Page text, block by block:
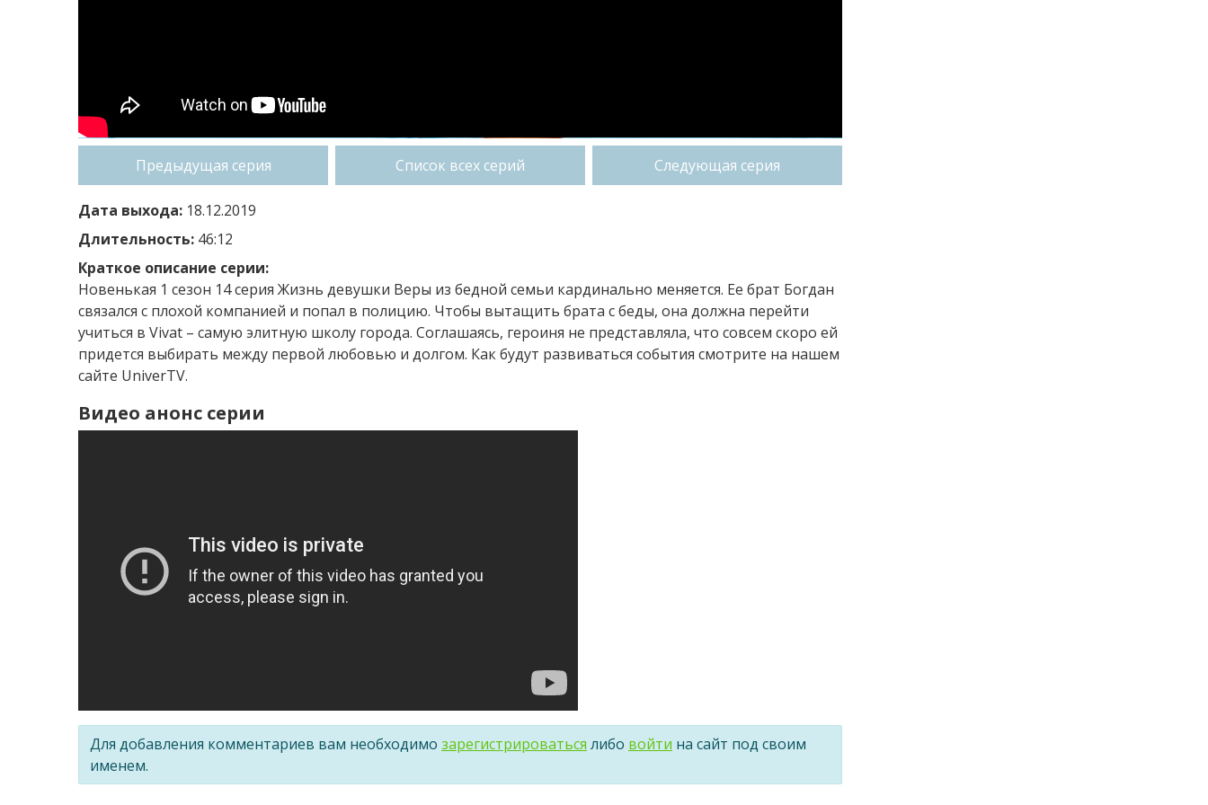
Предыдущая серия Список всех серий Следующая серия
Дата выхода: 18.12.2019
Длительность: 46:12
Краткое описание серии:
Новенькая 1 сезон 14 серия Жизнь девушки Веры из бедной семьи кардинально меняется. Ее брат Богдан
связался с плохой компанией и попал в полицию. Чтобы вытащить брата с беды, она должна перейти
учиться в Vivat – самую элитную школу города. Соглашаясь, героиня не представляла, что совсем скоро ей
придется выбирать между первой любовью и долгом. Как будут развиваться события смотрите на нашем
сайте UniverTV.
Видео анонс серии
Для добавления комментариев вам необходимо зарегистрироваться либо войти на сайт под своим
именем.